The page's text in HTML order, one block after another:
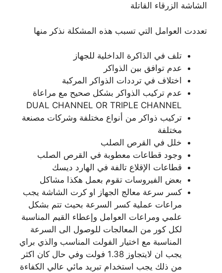
الشاشة الزرقاء القاتلة
تعددت العوامل التي تسبب هذه المشكلة نذكر منها
تلف في الذاكرة الداخلية للجهاز
عدم توافق بين الذواكر
اختلاف في ترددات الذواكر المركبة
عدم تركيب الذواكر بشكل صحيح مع مراعاة
DUAL CHANNEL OR TRIPLE CHANNEL
تركيب ذواكر من أنواع مختلفة وشركات مصنعة
مختلفة
خلل في القرص الصلب
وجود قطاعات معطوبة في القرص الصلب
قطاعات الإقلاع تالفة في الهارد ديسك
بعض الفيروسات تقوم بعمل هكذا مشاكل
كسر سرعة معالج الجهاز او كرت الشاشة يجب
مراعات عملية كسر السرعة بحيث تتم بشكل
علمي ومراعات العوامل وإعطاء القيم المناسبة
لكل كور من المعالجات للوصول الى السرعة
المناسبة مع اختيار الفولت المناسب والذي براي
يجب ان لايتجاوز 1.38 فولت وفي حال كان اكثر
من ذلك يجب استخدام تبريد مائي عالي الكفاءة